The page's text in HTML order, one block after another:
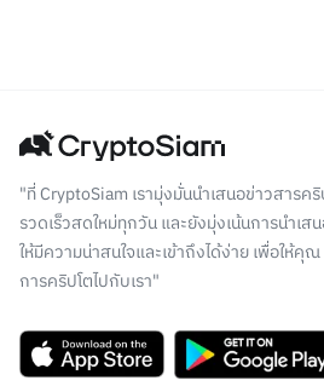
"ที่ CryptoSiam เรามุ่งมั่นนำเสนอข่าวสารค
รวดเร็วสดใหม่ทุกวัน และยังมุ่งเน้นการนำเส
ให้มีความน่าสนใจและเข้าถึงได้ง่าย เพื่อให้คุ
การคริปโตไปกับเรา"